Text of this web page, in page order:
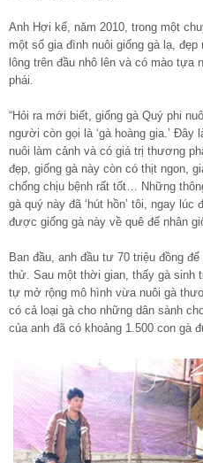
Anh Hợi kể, năm 2010, trong một
một số gia đình nuôi giống gà lạ,
lông trên đầu nhô lên và có mào
phái.
“Hỏi ra mới biết, giống gà Quý phi
người còn gọi là ‘gà hoàng gia.’ Đây
nuôi làm cảnh và có giá trị thương
đẹp, giống gà này còn có thịt ngon,
chống chịu bệnh rất tốt… Những
gà quý này đã ‘hút hồn’ tôi, ngay
được giống gà này về quê để nhân
Ban đầu, anh đầu tư 70 triệu đồng
thử. Sau một thời gian, thấy gà sinh
tự mở rộng mô hình vừa nuôi gà
có cả loại gà cho những dân sành
của anh đã có khoảng 1.500 con gà